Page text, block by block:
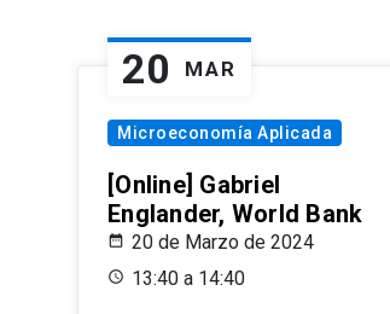
20 MAR
Microeconomía Aplicada
[Online] Gabriel
Englander, World Bank
20 de Marzo de 2024
13:40 a 14:40